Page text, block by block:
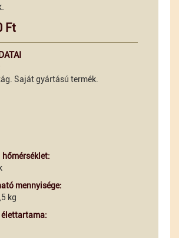
Ft
Saját gyártású termék.
hőmérséklet:
mennyisége:
kg